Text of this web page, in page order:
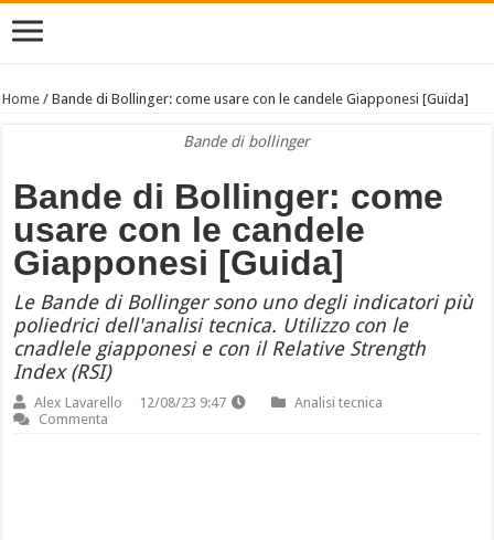
Home /Bande di Bollinger: come usare con le candele Giapponesi [Guida]
Bande di bollinger
Bande di Bollinger: come
usare con le candele
Giapponesi [Guida]
Le Bande di Bollinger sono uno degli indicatori più
poliedrici dell'analisi tecnica. Utilizzo con le
cnadlele giapponesi e con il Relative Strength
Index (RSI)
Alex Lavarello 12/08/23 9:47
Analisi tecnica
Commenta